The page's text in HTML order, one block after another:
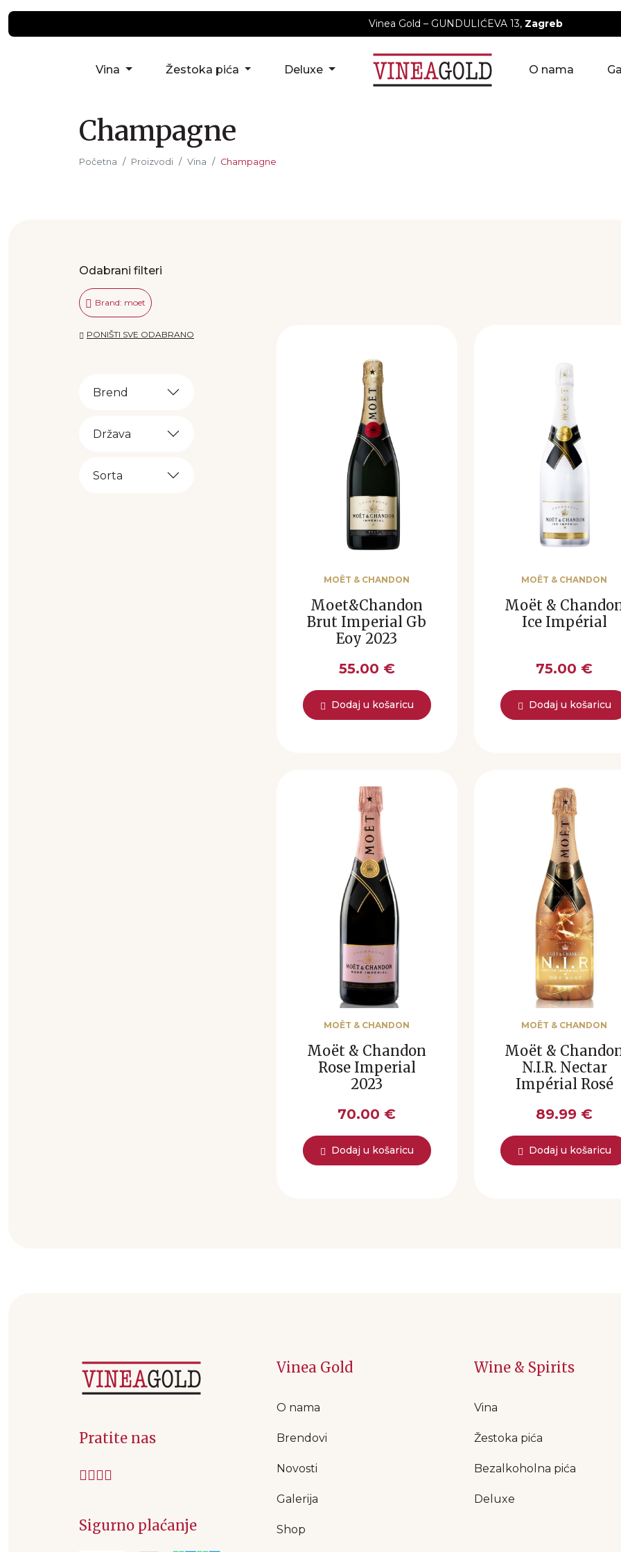
Vinea Gold – GUNDULIĆEVA 13, Zagreb
Vina Žestoka pića Deluxe O nama
Champagne
Početna Proizvodi Vina Champagne
Odabrani filteri
Brand: moet
PONIŠTI SVE ODABRANO
Brend
Država
Sorta
MOËT & CHANDON
Moet&Chandon
Brut Imperial Gb
Eoy 2023
55.00 €
Dodaj u košaricu
MOËT & CHANDON
Moët &
Ice Impérial
75.00 €
Dodaj u košaricu
MOËT & CHANDON
Moët & Chandon
Rose Imperial
2023
70.00 €
Dodaj u košaricu
MOËT & CHANDON
Moët &
N.I.R. Nectar
Impérial Rosé
89.99 €
Dodaj u košaricu
Pratite nas
Sigurno plaćanje
Vinea Gold
O nama
Brendovi
Novosti
Galerija
Shop
Wine & Spirits
Vina
Žestoka pića
Bezalkoholna pića
Deluxe